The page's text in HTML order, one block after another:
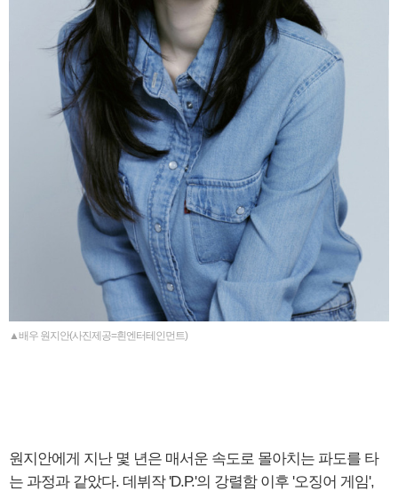
▲배우 원지안(사진제공=흰엔터테인먼트)
원지안에게 지난 몇 년은 매서운 속도로 몰아치는 파도를 타
는 과정과 같았다. 데뷔작 'D.P.'의 강렬함 이후 '오징어 게임',